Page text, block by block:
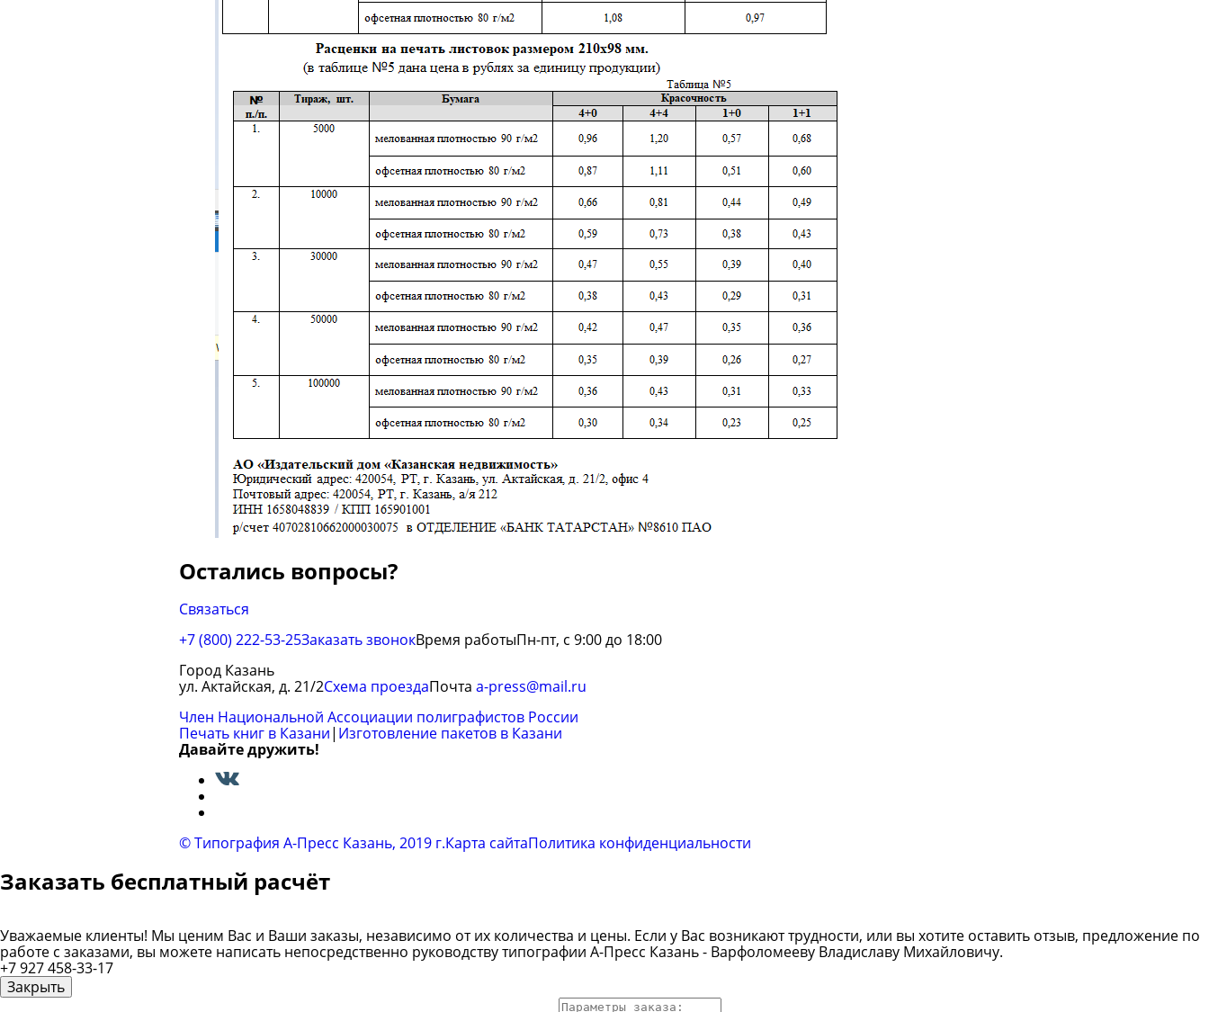
Остались вопросы?
Связаться
+7 (800) 222-53-25Заказать звонокВремя работыПн-пт, с 9:00 до 18:00
Город Казань
ул. Актайская, д. 21/2Схема проездаПочта a-press@mail.ru
Член Национальной Ассоциации полиграфистов России
Печать книг в Казани| Изготовление пакетов в Казани
Давайте дружить!
Вконтакте
© Типография A-Пресс Казань, 2019 г.Карта сайтаПолитика конфиденциальности
Заказать бесплатный расчёт
Уважаемые клиенты! Мы ценим Вас и Ваши заказы, независимо от их количества и цены. Если у Вас возникают трудности, или вы хотите оставить отзыв, предложение по
работе с заказами, вы можете написать непосредственно руководству типографии А-Пресс Казань - Варфоломееву Владиславу Михайловичу.
+7 927 458-33-17
Закрыть
Ввод вашего имени
Ввод вашего сообщения